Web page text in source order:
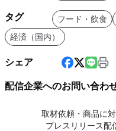
タグ フード・飲食
経済（国内）
シェア
配信企業へのお問い合わ
取材依頼・商品に
プレスリリース配